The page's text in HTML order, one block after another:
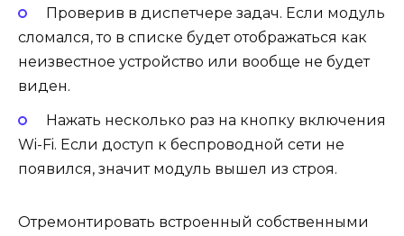
Проверив в диспетчере задач. Если модуль
сломался, то в списке будет отображаться как
неизвестное устройство или вообще не будет
виден.
Нажать несколько раз на кнопку включения
Wi-Fi. Если доступ к беспроводной сети не
появился, значит модуль вышел из строя.
Отремонтировать встроенный собственными